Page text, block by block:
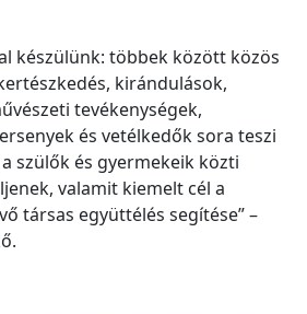
készülünk: többek között közös
kirándulások,
tevékenységek,
és vetélkedők sora teszi
szülők és gyermekeik közti
valamit kiemelt cél a
társas együttélés segítése” –